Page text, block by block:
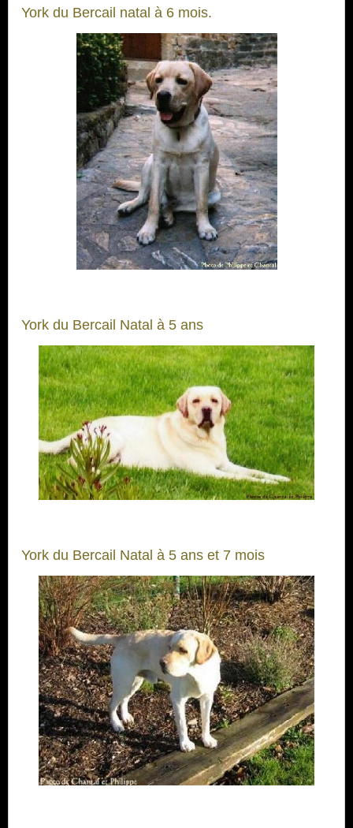
York du Bercail natal à 6 mois.
York du Bercail Natal à 5 ans
York du Bercail Natal à 5 ans et 7 mois